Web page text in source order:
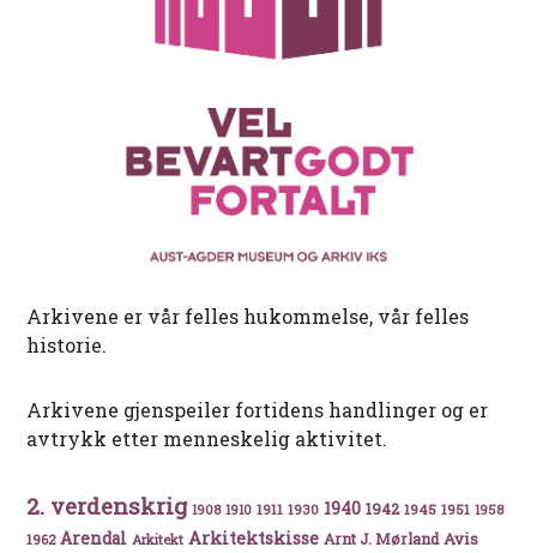
Arkivene er vår felles hukommelse, vår felles
historie.
Arkivene gjenspeiler fortidens handlinger og er
avtrykk etter menneskelig aktivitet.
2. verdenskrig 1908 1910 1911 1930 1940 1942 1945 1951 1958
1962 Arendal Arkitekt Arkitektskisse Arnt J. Mørland Avis